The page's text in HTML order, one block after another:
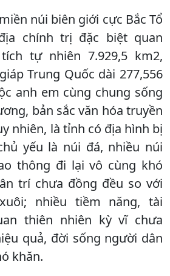
núi biên giới cực Bắc Tổ
chính trị đặc biệt quan
tự nhiên 7.929,5 km2,
Trung Quốc dài 277,556
anh em cùng chung sống
bản sắc văn hóa truyền
nhiên, là tỉnh có địa hình bị
yếu là núi đá, nhiều núi
thông đi lại vô cùng khó
trí chưa đồng đều so với
nhiều tiềm năng, tài
thiên nhiên kỳ vĩ chưa
quả, đời sống người dân
khăn.